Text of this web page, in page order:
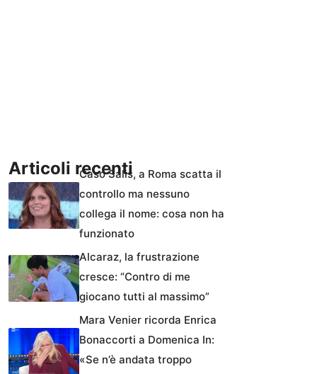
Articoli recentiCaso Salis, a Roma scatta il
controllo ma nessuno
collega il nome: cosa non ha
funzionato
Alcaraz, la frustrazione
cresce: “Contro di me
giocano tutti al massimo”
Mara Venier ricorda Enrica
Bonaccorti a Domenica In:
«Se n’è andata troppo